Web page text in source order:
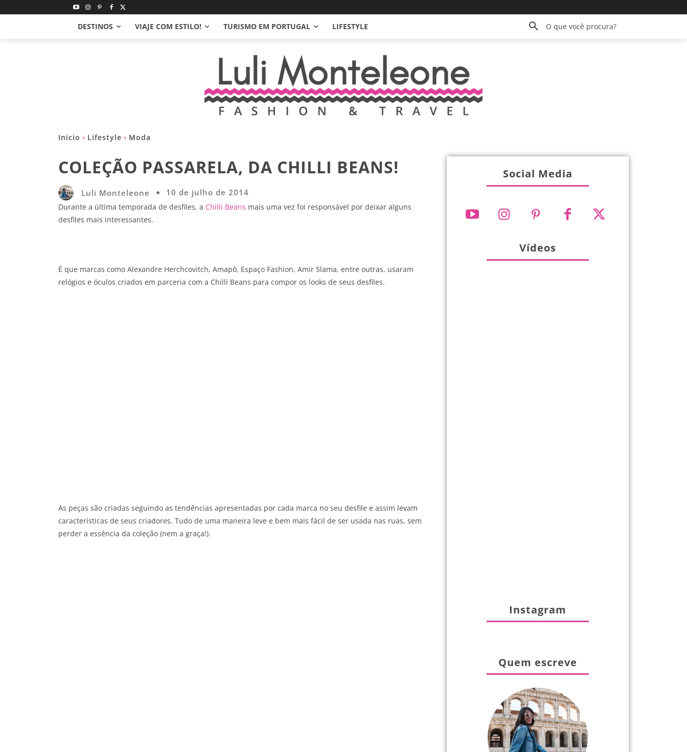
DESTINOS VIAJE COM ESTILO! TURISMO EM PORTUGAL LIFESTYLE O que você procura?
Início Lifestyle Moda
COLEÇÃO PASSARELA, DA CHILLI BEANS!
Luli Monteleone 10 de julho de 2014
Durante a última temporada de desfiles, a Chilli Beans mais uma vez foi responsável por deixar alguns
desfiles mais interessantes.
É que marcas como Alexandre Herchcovitch, Amapô, Espaço Fashion, Amir Slama, entre outras, usaram
relógios e óculos criados em parceria com a Chilli Beans para compor os looks de seus desfiles.
As peças são criadas seguindo as tendências apresentadas por cada marca no seu desfile e assim levam
características de seus criadores. Tudo de uma maneira leve e bem mais fácil de ser usada nas ruas, sem
perder a essência da coleção (nem a graça!).
Social Media
Vídeos
Instagram
Quem escreve